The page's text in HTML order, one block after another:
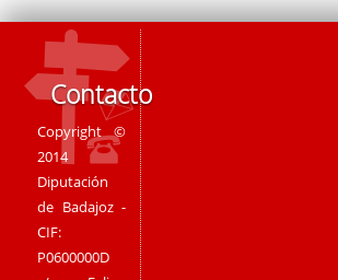
Contacto
Copyright ©
2014
Diputación
de Badajoz -
CIF:
P0600000D